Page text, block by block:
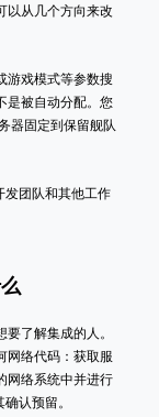
以从几个方向来改
游戏模式等参数搜
是被自动分配。您
器固定到保留舰队
团队和其他工作
了解集成的人。
网络代码：获取服
网络系统中并进行
认预留。